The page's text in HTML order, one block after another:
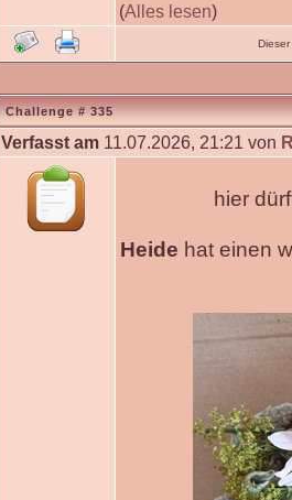
(Alles lesen)
Challenge # 335
Verfasst am 11.07.2026, 21:21 von
hier
Heide hat einen